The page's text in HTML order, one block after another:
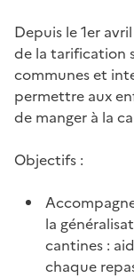
Depuis le 1er
de la tarification
communes et
permettre aux
de manger à la
Objectifs :
la
cantines :
chaque